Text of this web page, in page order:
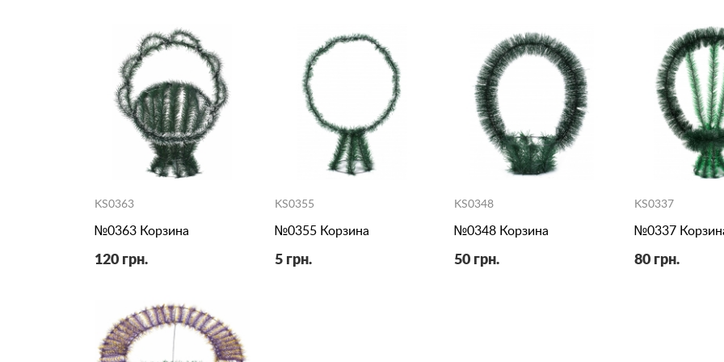
KS0363
№0363 Корзина
120 грн.
KS0355
№0355 Корзина
5 грн.
KS0348
№0348 Корзина
50 грн.
KS0337
№0337
80 грн.